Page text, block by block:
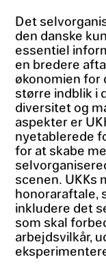
Det
den danske
essentiel
en bredere
økonomien for
større indblik i
diversitet og
aspekter er
nyetablerede
for at skabe
scenen. UKKs
honoraraftale,
inkludere det
som skal
arbejdsvilkår,